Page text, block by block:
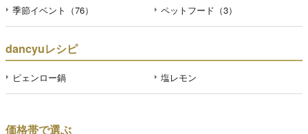
季節イベント（76） ペットフード（3）
dancyuレシピ
ピェンロー鍋 塩レモン
価格帯で選ぶ